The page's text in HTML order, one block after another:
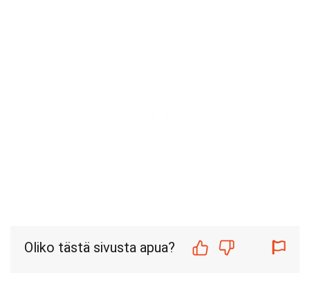
Oliko tästä sivusta apua?